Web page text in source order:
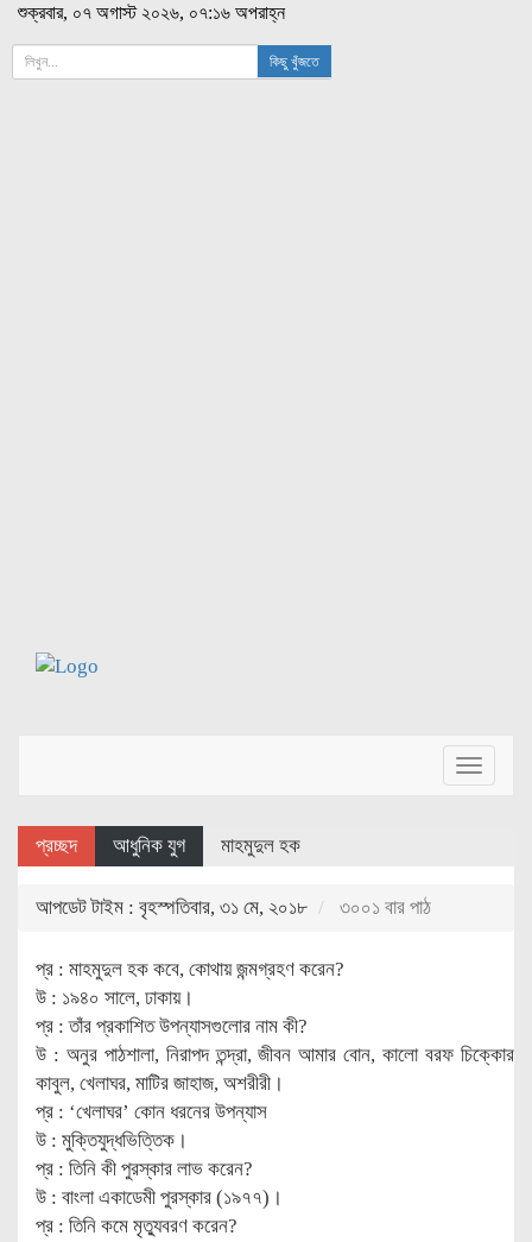
শুক্রবার, ০৭ অগাস্ট ২০২৬, ০৭:১৬ অপরাহ্ন
কিছু খুঁজতে
Toggle
প্রচ্ছদ আধুনিক যুগ মাহমুদুল হক
আপডেট টাইম : বৃহস্পতিবার, ৩১ মে, ২০১৮ ৩০০১ বার পাঠ
প্র : মাহমুদুল হক কবে, কোথায় জন্মগ্রহণ করেন?
উ : ১৯৪০ সালে, ঢাকায়।
প্র : তাঁর প্রকাশিত উপন্যাসগুলোর নাম কী?
উ : অনুর পাঠশালা, নিরাপদ তন্দ্রা, জীবন আমার বোন, কালো বরফ চিক্কোর
কাবুল, খেলাঘর, মাটির জাহাজ, অশরীরী।
প্র : ‘খেলাঘর’ কোন ধরনের উপন্যাস
উ : মুক্তিযুদ্ধভিত্তিক।
প্র : তিনি কী পুরস্কার লাভ করেন?
উ : বাংলা একাডেমী পুরস্কার (১৯৭৭)।
প্র : তিনি কমে মৃত্যুবরণ করেন?